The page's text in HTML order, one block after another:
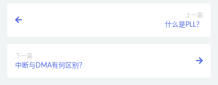
上一篇
什么是PLL？
下一篇
中断与DMA有何区别？